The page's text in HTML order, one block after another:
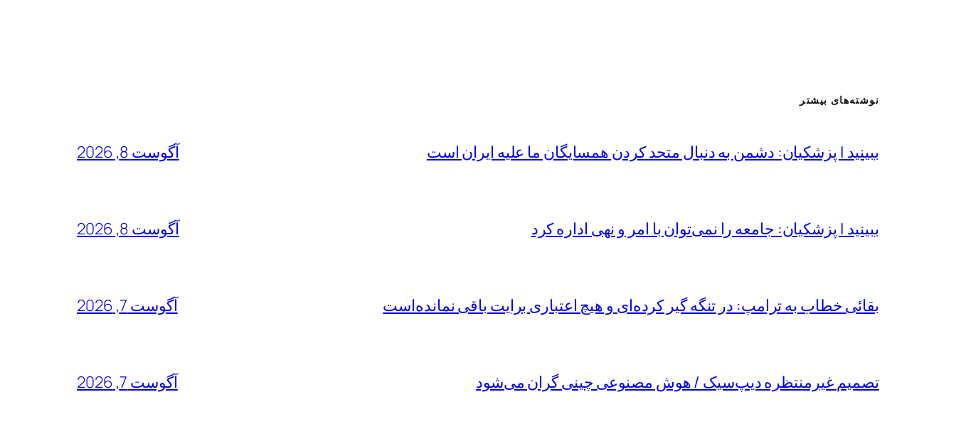
نوشته‌های بیشتر
ببینید | پزشکیان: دشمن به دنبال متحد کردن همسایگان ما علیه ایران است آگوست 8, 2026
ببینید | پزشکیان: جامعه را نمی‌توان با امر و نهی اداره کرد آگوست 8, 2026
بقائی خطاب به ترامپ: در تنگه گیر کرده‌ای و هیچ اعتباری برایت باقی نمانده‌است آگوست 7, 2026
تصمیم غیرمنتظره دیپ‌سیک / هوش مصنوعی چینی گران می‌شود آگوست 7, 2026